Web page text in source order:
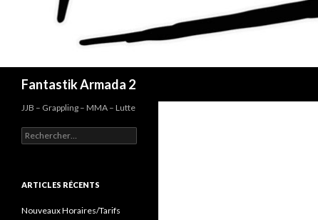
Fantastik Armada 2
JJB – Grappling – MMA – Lutte
Rechercher :
ARTICLES RÉCENTS
Nouveaux Horaires/Tarifs